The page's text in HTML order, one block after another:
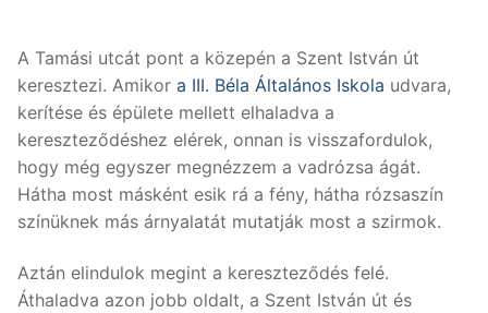
A Tamási utcát pont a közepén a Szent István út
keresztezi. Amikor a III. Béla Általános Iskola udvara,
kerítése és épülete mellett elhaladva a
kereszteződéshez elérek, onnan is visszafordulok,
hogy még egyszer megnézzem a vadrózsa ágát.
Hátha most másként esik rá a fény, hátha rózsaszín
színüknek más árnyalatát mutatják most a szirmok.
Aztán elindulok megint a kereszteződés felé.
Áthaladva azon jobb oldalt, a Szent István út és